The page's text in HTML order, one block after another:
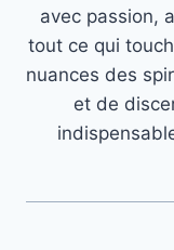
avec passion,
tout ce qui
nuances des
et de